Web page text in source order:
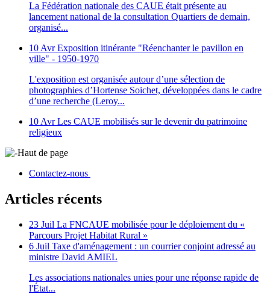
La Fédération nationale des CAUE était présente au
lancement national de la consultation Quartiers de demain,
organisé...
10 Avr Exposition itinérante "Réenchanter le pavillon en
ville" - 1950-1970
L'exposition est organisée autour d’une sélection de
photographies d’Hortense Soichet, développées dans le cadre
d’une recherche (Leroy...
10 Avr Les CAUE mobilisés sur le devenir du patrimoine
religieux
Haut de page
Contactez-nous
Articles récents
23 Juil La FNCAUE mobilisée pour le déploiement du «
Parcours Projet Habitat Rural »
6 Juil Taxe d'aménagement : un courrier conjoint adressé au
ministre David AMIEL
Les associations nationales unies pour une réponse rapide de
l'État...